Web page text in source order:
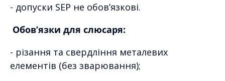
- допуски SEP не обов’язкові.
Обов’язки для слюсаря:
- різання та свердління металевих
елементів (без зварювання);